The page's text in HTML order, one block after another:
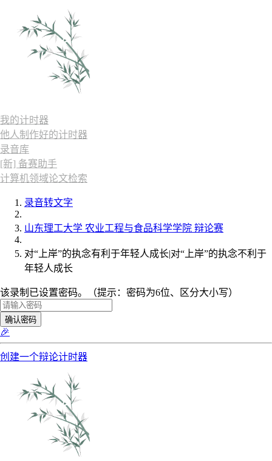
我的计时器
他人制作好的计时器
录音库
[新] 备赛助手
计算机领域论文检索
录音转文字
山东理工大学 农业工程与食品科学学院 辩论赛
对“上岸”的执念有利于年轻人成长|对“上岸”的执念不利于
年轻人成长
该录制已设置密码。（提示：密码为6位、区分大小写）
确认密码
🎉
创建一个辩论计时器